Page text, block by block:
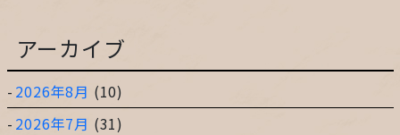
アーカイブ
2026年8月 (10)
2026年7月 (31)